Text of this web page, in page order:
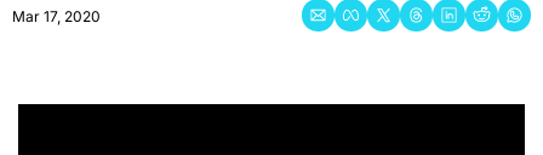
Mar 17, 2020